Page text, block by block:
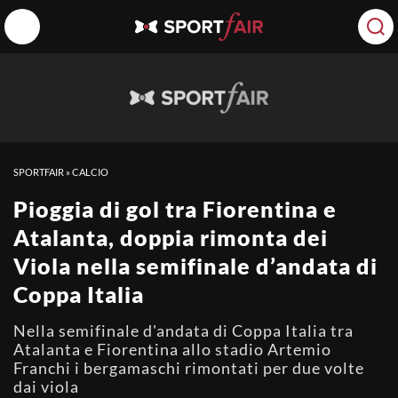
SPORTFAIR »CALCIO
Pioggia di gol tra Fiorentina e
Atalanta, doppia rimonta dei
Viola nella semifinale d’andata di
Coppa Italia
Nella semifinale d'andata di Coppa Italia tra
Atalanta e Fiorentina allo stadio Artemio
Franchi i bergamaschi rimontati per due volte
dai viola